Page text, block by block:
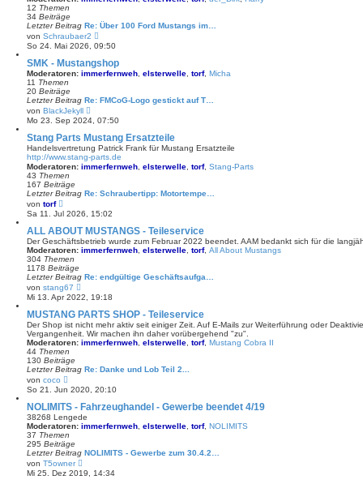
t
r
B
e
i
r
a
12 Themen
34 Beiträge
Letzter Beitrag Re: Über 100 Ford Mustangs im…
von Schraubaer2
e
u
e
s
t
r
B
i
r
a
g
So 24. Mai 2026, 09:50
SMK - Mustangshop
Moderatoren: immerfernweh elsterwelle torf, Micha
11 Themen
20 Beiträge
Letzter Beitrag Re: FMCoG-Logo gestickt auf T…
von BlackJekyll
e
u
e
s
t
e
r
i
r
g
Mo 23. Sep 2024, 07:50
Stang Parts Mustang Ersatzteile
Handelsvertretung Patrick Frank für Mustang Ersatzteile
http://www.stang-parts.de
Moderatoren: immerfernweh elsterwelle torf, Stang-Parts
43 Themen
167 Beiträge
Letzter Beitrag Re: Schraubertipp: Motortempe…
von torf
e
u
e
s
t
e
r
B
e
i
t
a
g
Sa 11. Jul 2026, 15:02
ALL ABOUT MUSTANGS - Teileservice
Der Geschäftsbetrieb wurde zum Februar 2022 beendet. AAM bedankt sich für die
Moderatoren: immerfernweh elsterwelle torf, All About Mustangs
304 Themen
1178 Beiträge
Letzter Beitrag Re: endgültige Geschäftsaufga…
von stang67
e
u
e
s
t
e
r
e
i
r
g
Mi 13. Apr 2022, 19:18
MUSTANG PARTS SHOP - Teileservice
Der Shop ist nicht mehr aktiv seit einiger Zeit. Auf E-Mails zur Weiterführung oder
Vergangenheit. Wir machen ihn daher vorübergehend "zu".
Moderatoren: immerfernweh elsterwelle torf, Mustang Cobra II
44 Themen
130 Beiträge
Letzter Beitrag Re: Danke und Lob Teil 2...
von coco
e
u
e
s
t
e
r
B
e
i
t
So 21. Jun 2020, 20:10
NOLIMITS - Fahrzeughandel - Gewerbe beendet 4/19
38268 Lengede
Moderatoren: immerfernweh elsterwelle torf, NOLIMITS
37 Themen
295 Beiträge
Letzter Beitrag NOLIMITS - Gewerbe zum 30.4.2…
von T5owner
e
u
Mi 25. Dez 2019, 14:34